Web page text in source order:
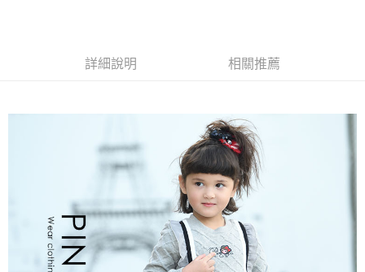
每筆NT$80，滿NT$2,000(含以上)免運費
每筆NT$80，滿NT$2,000(含以上)免運費
詳細說明 相關推薦